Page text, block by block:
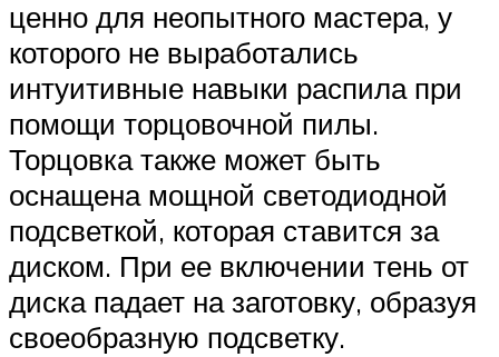
ценно для неопытного мастера, у
которого не выработались
интуитивные навыки распила при
помощи торцовочной пилы.
Торцовка также может быть
оснащена мощной светодиодной
подсветкой, которая ставится за
диском. При ее включении тень от
диска падает на заготовку, образуя
своеобразную подсветку.